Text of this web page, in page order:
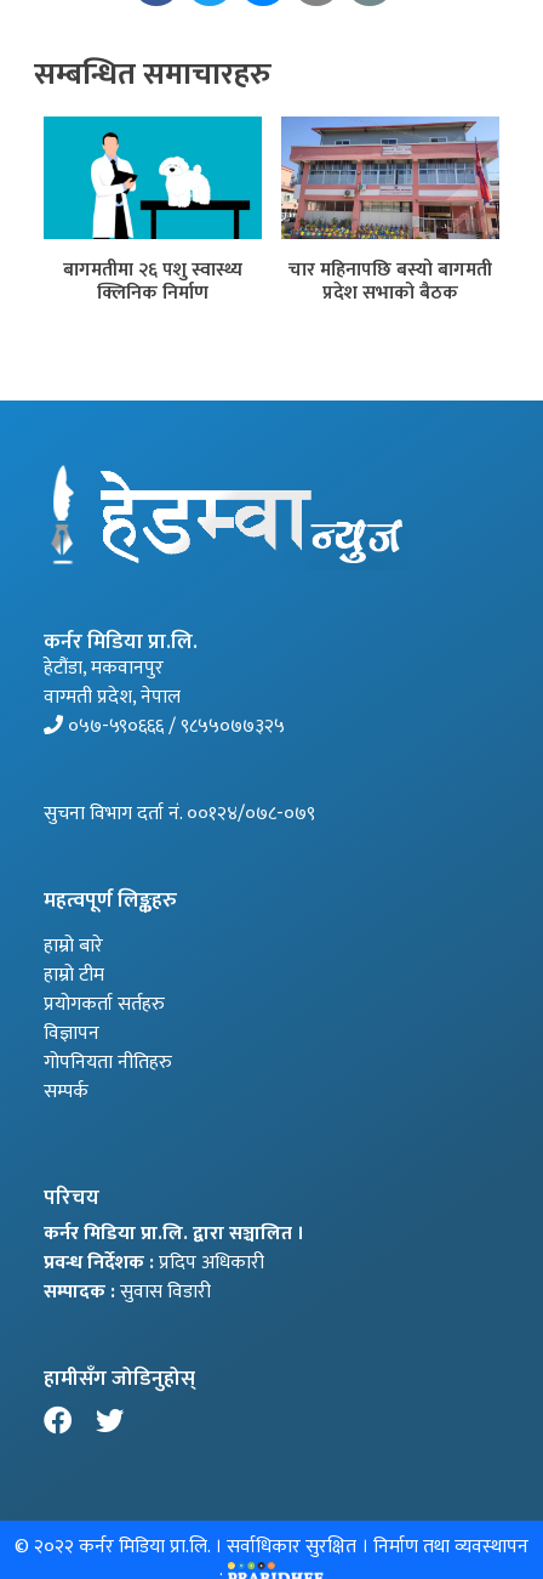
सम्बन्धित समाचारहरु
बागमतीमा २६ पशु स्वास्थ्य
क्लिनिक निर्माण
चार महिनापछि बस्यो बागमती
प्रदेश सभाको बैठक
कर्नर मिडिया प्रा.लि.
हेटौंडा, मकवानपुर
वाग्मती प्रदेश, नेपाल
०५७-५९०६६६ / ९८५५०७७३२५
सुचना विभाग दर्ता नं. ००१२४/०७८-०७९
महत्वपूर्ण लिङ्कहरु
हाम्रो बारे
हाम्रो टीम
प्रयोगकर्ता सर्तहरु
विज्ञापन
गोपनियता नीतिहरु
सम्पर्क
परिचय
कर्नर मिडिया प्रा.लि. द्वारा सञ्चालित ।
प्रवन्ध निर्देशक :प्रदिप अधिकारी
सम्पादक :सुवास विडारी
हामीसँग जोडिनुहोस्
© २०२२कर्नर मिडिया प्रा.लि. । सर्वाधिकार सुरक्षित । निर्माण तथा व्यवस्थापन